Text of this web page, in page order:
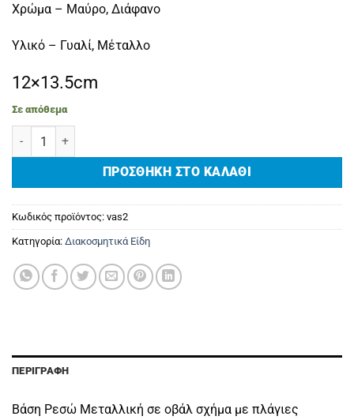
Χρώμα – Μαύρο, Διάφανο
Υλικό – Γυαλί, Μέταλλο
12×13.5cm
Σε απόθεμα
Βάση Ρεσώ Μεταλλική Μαύρη Οβάλ Πλάγιες Γραμμές με
ΠΡΟΣΘΉΚΗ ΣΤΟ ΚΑΛΆΘΙ
Κωδικός προϊόντος: vas2
Κατηγορία: Διακοσμητικά Είδη
ΠΕΡΙΓΡΑΦΉ
Βάση Ρεσώ Μεταλλική σε οβάλ σχήμα με πλάγιες